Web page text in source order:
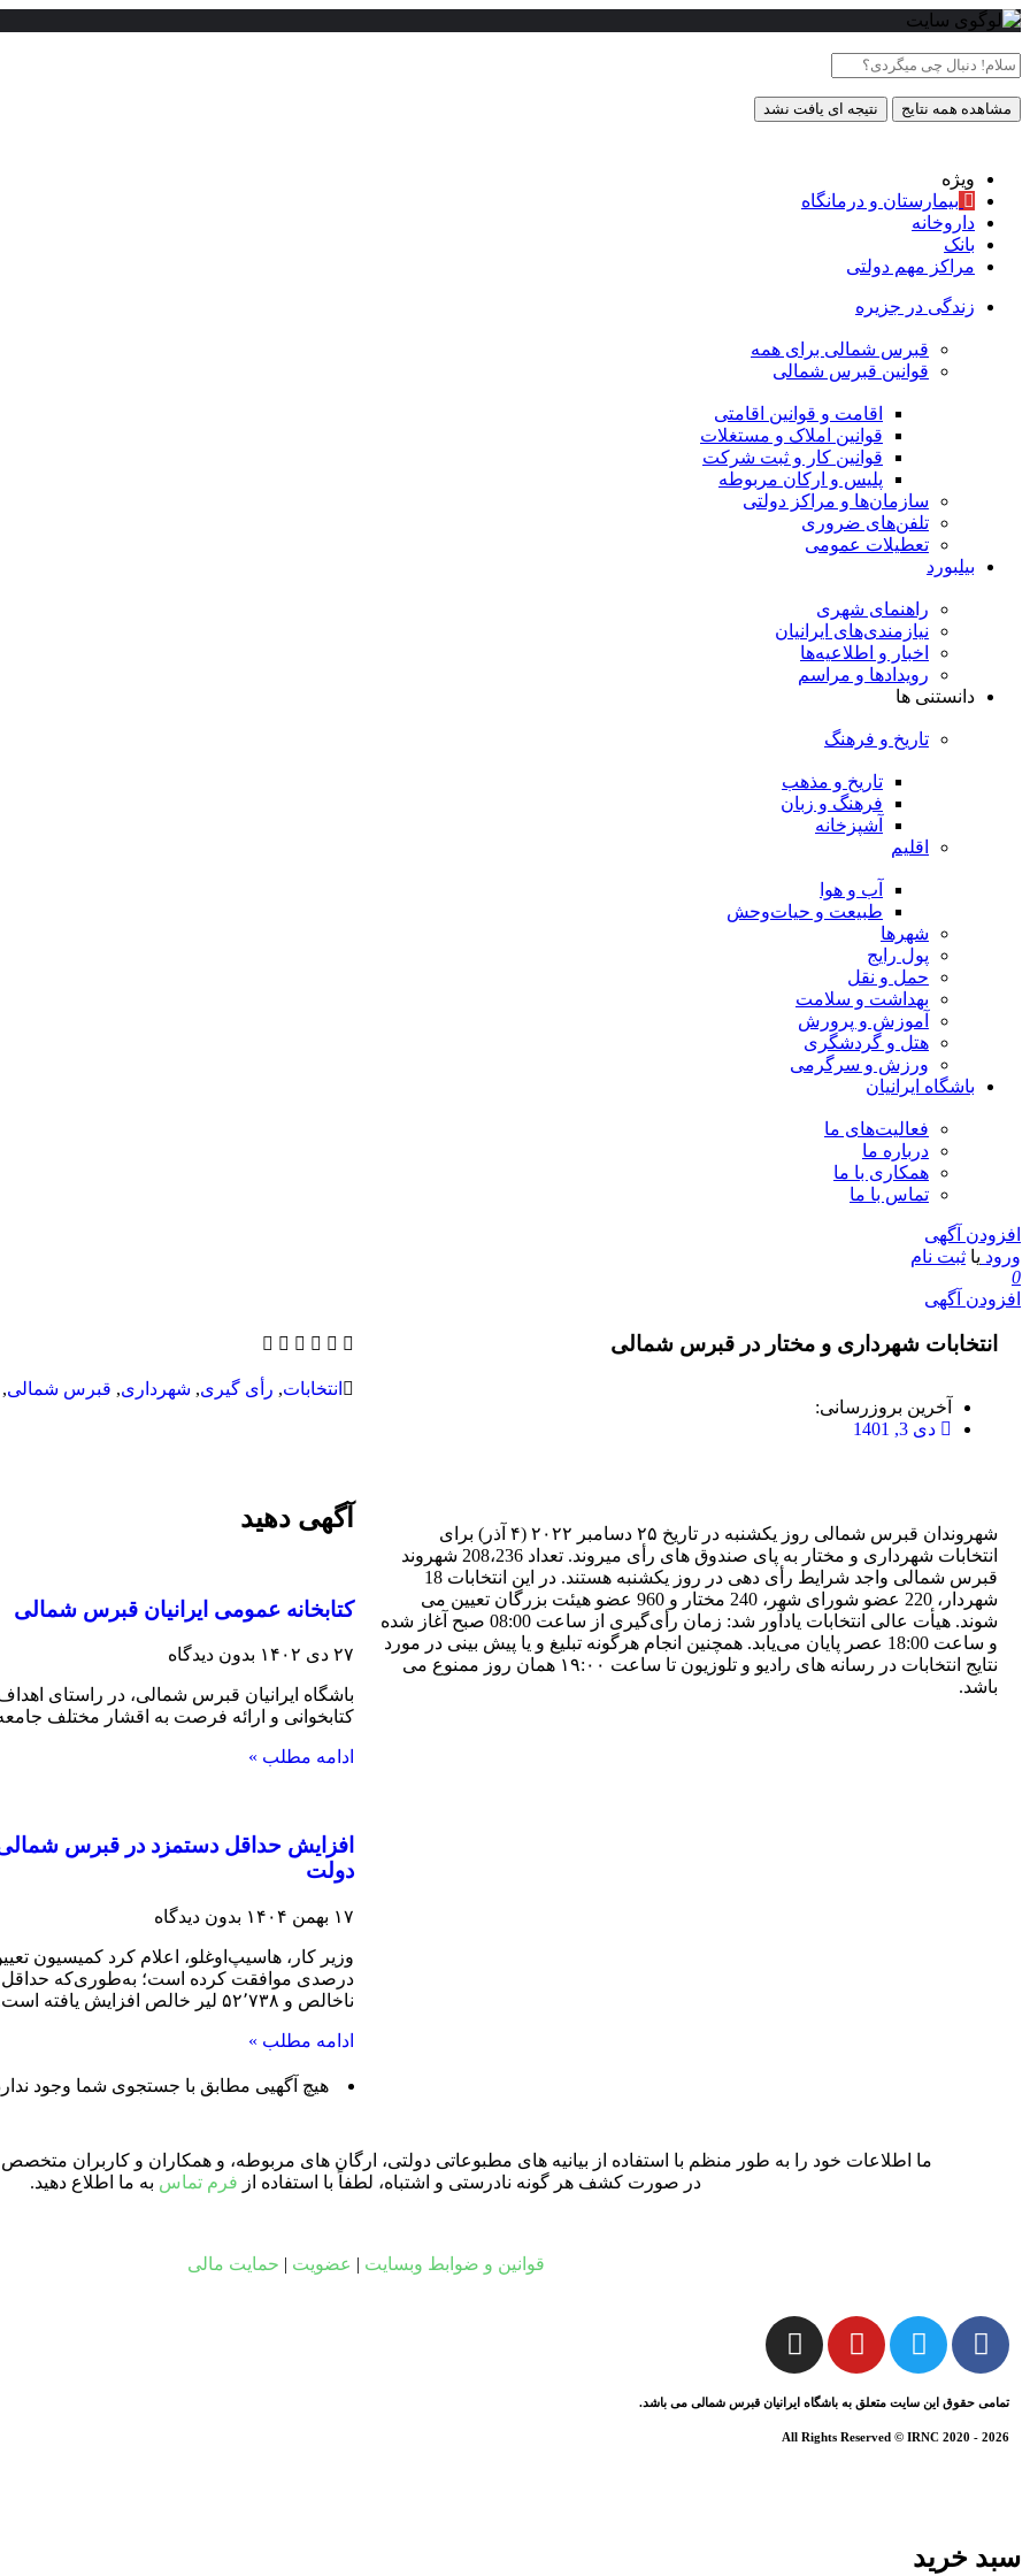
مشاهده همه نتایج نتیجه ای یافت نشد
ویژه
بیمارستان و درمانگاه
داروخانه
بانک
مراکز مهم دولتی
زندگی در جزیره
قبرس شمالی برای همه
قوانین قبرس شمالی
اقامت و قوانین اقامتی
قوانین املاک و مستغلات
قوانین کار و ثبت شرکت
پلیس و ارکان مربوطه
سازمان‌ها و مراکز دولتی
تلفن‌های ضروری
تعطیلات عمومی
بیلبورد
راهنمای شهری
نیازمندی‌های ایرانیان
اخبار و اطلاعیه‌ها
رویداد‌ها و مراسم
دانستنی ها
تاریخ و فرهنگ
تاریخ و مذهب
فرهنگ و زبان
آشپزخانه
اقلیم
آب و هوا
طبیعت و حیات‌وحش
شهرها
پول رایج
حمل و نقل
بهداشت و سلامت
آموزش و پرورش
هتل و گردشگری
ورزش و سرگرمی
باشگاه ایرانیان
فعالیت‌های ما
درباره ما
همکاری با ما
تماس با ما
افزودن آگهی
ورود یا ثبت نام
0
افزودن آگهی
انتخابات شهرداری و مختار در قبرس شمالی
آخرین بروزرسانی:
دی 3, 1401
انتخابات, رأی گیری, شهرداری, قبرس شمالی,
شهروندان قبرس شمالی روز یکشنبه در تاریخ ۲۵ دسامبر ۲۰۲۲ (۴ آذر) برای
انتخابات شهرداری و مختار به پای صندوق های رأی میروند. تعداد 208،236 شهروند
قبرس شمالی واجد شرایط رأی دهی در روز یکشنبه هستند. در این انتخابات 18
شهردار، 220 عضو شورای شهر، 240 مختار و 960 عضو هیئت بزرگان تعیین می
شوند. هیأت عالی انتخابات یادآور شد: زمان رأی‌گیری از ساعت 08:00 صبح آغاز شده
و ساعت 18:00 عصر پایان می‌یابد. همچنین انجام هرگونه تبلیغ و یا پیش بینی در مورد
نتایج انتخابات در رسانه های رادیو و تلوزیون تا ساعت ۱۹:۰۰ همان روز ممنوع می
باشد.
آگهی دهید
کتابخانه عمومی ایرانیان قبرس شمالی
۲۷ دی ۱۴۰۲ بدون دیدگاه
باشگاه ایرانیان قبرس شمالی، در راستای
کتابخوانی و ارائه فرصت به اقشار مختلف
ادامه مطلب »
افزایش حداقل دستمزد در قبرس
دولت
۱۷ بهمن ۱۴۰۴ بدون دیدگاه
ناخالص و ۵۲٬۷۳۸ لیر خالص افزایش یافته است. علاوه
ادامه مطلب »
هیچ آگهیی مطابق با جستجوی شما وجود
ما اطلاعات خود را به طور منظم با استفاده از بیانیه های مطبوعاتی دولتی، ارگان های مربوطه، و همکاران و کاربران
در صورت کشف هر گونه نادرستی و اشتباه، لطفاً با استفاده از فرم تماس به ما اطلاع دهید.
قوانین و ضوابط وبسایت | عضویت | حمایت مالی
تمامی حقوق این سایت متعلق به باشگاه ایرانیان قبرس شمالی می باشد.
All Rights Reserved © IRNC 2020 - 2026
سبد خرید